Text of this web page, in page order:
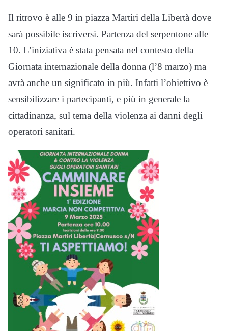
Il ritrovo è alle 9 in piazza Martiri della Libertà dove
sarà possibile iscriversi. Partenza del serpentone alle
10. L’iniziativa è stata pensata nel contesto della
Giornata internazionale della donna (l’8 marzo) ma
avrà anche un significato in più. Infatti l’obiettivo è
sensibilizzare i partecipanti, e più in generale la
cittadinanza, sul tema della violenza ai danni degli
operatori sanitari.